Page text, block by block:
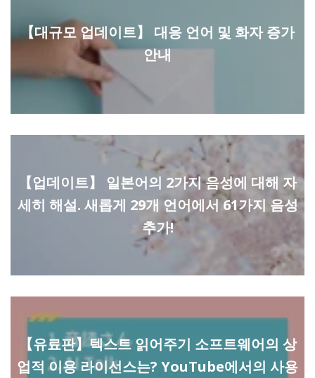
【대규모 업데이트】 대응 언어 및 화자 증가
안내
【업데이트】 일본어의 2가지 음성에 대해 자
세히 해설. 새롭게 29개 언어에서 61가지 음성
추가!
【유료판】텍스트 읽어주기 소프트웨어의 상
업적 이용 라이선스는? YouTube에서의 사용